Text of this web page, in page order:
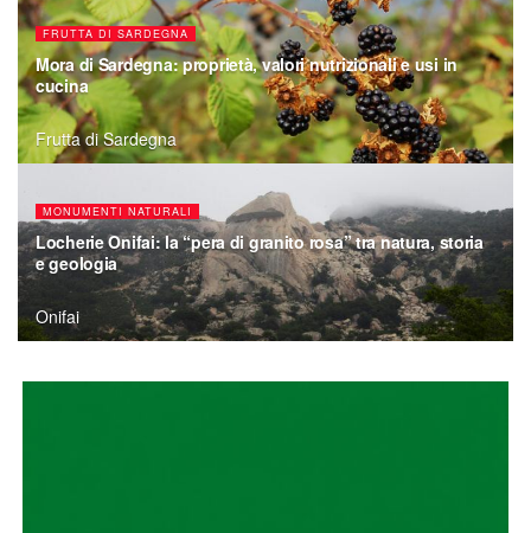
AREE UMIDE
Lago Lerno e la sua diga: storia e fascino naturale nel
cuore di Pattada
Pattada
CHIESE URBANE
Chiesa di Santa Susanna, edificio religioso simbolo
dell’alluvione del 1951
Osini